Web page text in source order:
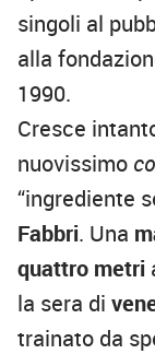
singoli al
alla
1990.
Cresce
nuovissimo
“ingrediente
Fabbri. Una
quattro metri
la sera di
trainato da